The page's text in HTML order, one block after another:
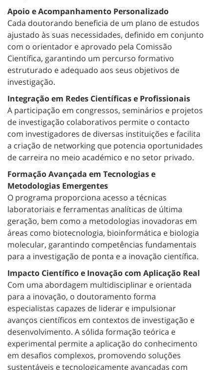
Apoio e Acompanhamento Personalizado
Cada doutorando beneficia de um plano de estudos
ajustado às suas necessidades, definido em conjunto
com o orientador e aprovado pela Comissão
Científica, garantindo um percurso formativo
estruturado e adequado aos seus objetivos de
investigação.
Integração em Redes Científicas e Profissionais
A participação em congressos, seminários e projetos
de investigação colaborativos permite o contacto
com investigadores de diversas instituições e facilita
a criação de networking que potencia oportunidades
de carreira no meio académico e no setor privado.
Formação Avançada em Tecnologias e
Metodologias Emergentes
O programa proporciona acesso a técnicas
laboratoriais e ferramentas analíticas de última
geração, bem como a metodologias inovadoras em
áreas como biotecnologia, bioinformática e biologia
molecular, garantindo competências fundamentais
para a investigação de ponta e a inovação científica.
Impacto Científico e Inovação com Aplicação Real
Com uma abordagem multidisciplinar e orientada
para a inovação, o doutoramento forma
especialistas capazes de liderar e impulsionar
avanços científicos em contextos de investigação e
desenvolvimento. A sólida formação teórica e
experimental permite a aplicação do conhecimento
em desafios complexos, promovendo soluções
sustentáveis e tecnologicamente avançadas com